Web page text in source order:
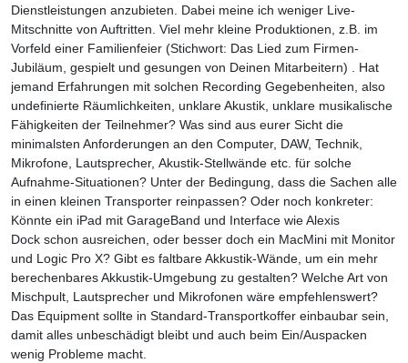
Dienstleistungen anzubieten. Dabei meine ich weniger Live-
Mitschnitte von Auftritten. Viel mehr kleine Produktionen, z.B. im
Vorfeld einer Familienfeier (Stichwort: Das Lied zum Firmen-
Jubiläum, gespielt und gesungen von Deinen Mitarbeitern) . Hat
jemand Erfahrungen mit solchen Recording Gegebenheiten, also
undefinierte Räumlichkeiten, unklare Akustik, unklare musikalische
Fähigkeiten der Teilnehmer? Was sind aus eurer Sicht die
minimalsten Anforderungen an den Computer, DAW, Technik,
Mikrofone, Lautsprecher, Akustik-Stellwände etc. für solche
Aufnahme-Situationen? Unter der Bedingung, dass die Sachen alle
in einen kleinen Transporter reinpassen? Oder noch konkreter:
Könnte ein iPad mit GarageBand und Interface wie Alexis
Dock schon ausreichen, oder besser doch ein MacMini mit Monitor
und Logic Pro X? Gibt es faltbare Akkustik-Wände, um ein mehr
berechenbares Akkustik-Umgebung zu gestalten? Welche Art von
Mischpult, Lautsprecher und Mikrofonen wäre empfehlenswert?
Das Equipment sollte in Standard-Transportkoffer einbaubar sein,
damit alles unbeschädigt bleibt und auch beim Ein/Auspacken
wenig Probleme macht.